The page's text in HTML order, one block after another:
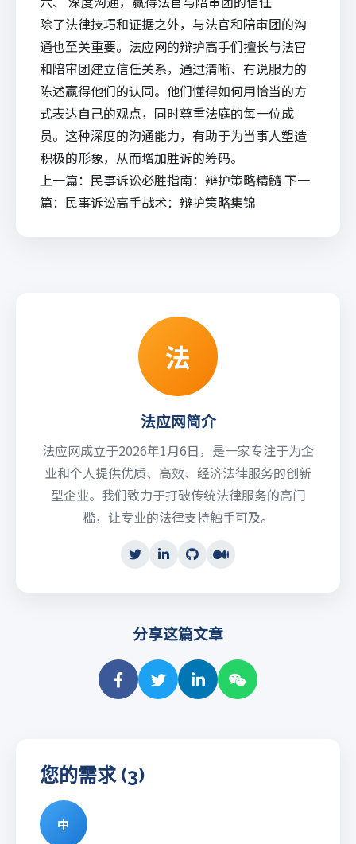
除了法律技巧和证据之外，与法官和陪审团的沟
通也至关重要。法应网的辩护高手们擅长与法官
和陪审团建立信任关系，通过清晰、有说服力的
陈述赢得他们的认同。他们懂得如何用恰当的方
式表达自己的观点，同时尊重法庭的每一位成
员。这种深度的沟通能力，有助于为当事人塑造
积极的形象，从而增加胜诉的筹码。
上一篇： 民事诉讼必胜指南：辩护策略精髓 下一
篇： 民事诉讼高手战术：辩护策略集锦
法
法应网简介
法应网成立于2026年1月6日，是一家专注于为企
业和个人提供优质、高效、经济法律服务的创新
型企业。我们致力于打破传统法律服务的高门
槛，让专业的法律支持触手可及。
分享这篇文章
您的需求 (3)
中